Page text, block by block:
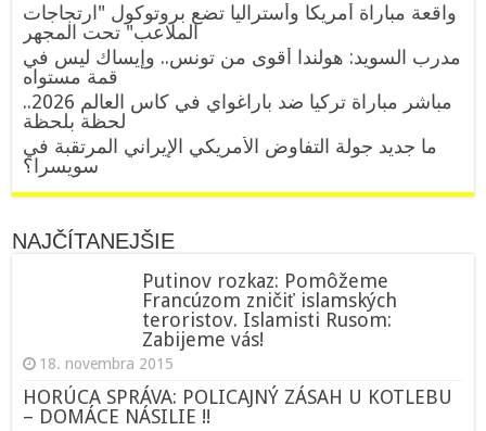
واقعة مباراة أمريكا وأستراليا تضع بروتوكول "ارتجاجات
الملاعب" تحت المجهر
مدرب السويد: هولندا أقوى من تونس.. وإيساك ليس في
قمة مستواه
مباشر مباراة تركيا ضد باراغواي في كأس العالم 2026..
لحظة بلحظة
ما جديد جولة التفاوض الأمريكي الإيراني المرتقبة في
سويسرا؟
NAJČÍTANEJŠIE
Putinov rozkaz: Pomôžeme
Francúzom zničiť islamských
teroristov. Islamisti Rusom:
Zabijeme vás!
18. novembra 2015
HORÚCA SPRÁVA: POLICAJNÝ ZÁSAH U KOTLEBU
– DOMÁCE NÁSILIE !!